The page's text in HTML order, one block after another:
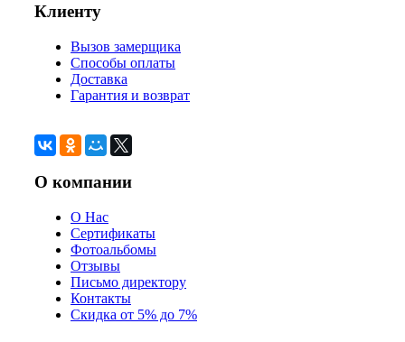
Клиенту
Вызов замерщика
Способы оплаты
Доставка
Гарантия и возврат
О компании
О Нас
Сертификаты
Фотоальбомы
Отзывы
Письмо директору
Контакты
Скидка от 5% до 7%